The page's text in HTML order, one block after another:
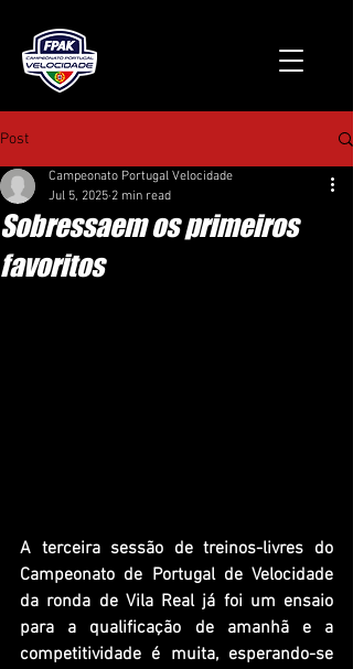
Post
Sobressaem os primeiros
favoritos
Campeonato Portugal Velocidade
Jul 5, 2025 2 min read
A terceira sessão de treinos-livres do
Campeonato de Portugal de Velocidade
da ronda de Vila Real já foi um ensaio
para a qualificação de amanhã e a
competitividade é muita, esperando-se